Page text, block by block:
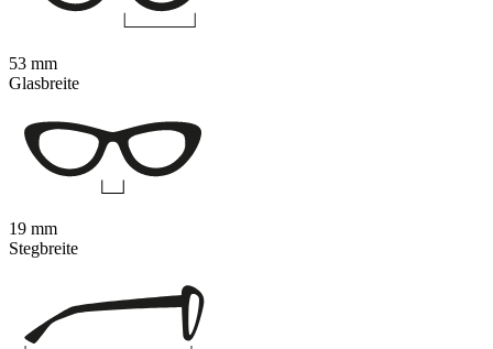
53 mm
Glasbreite
19 mm
Stegbreite